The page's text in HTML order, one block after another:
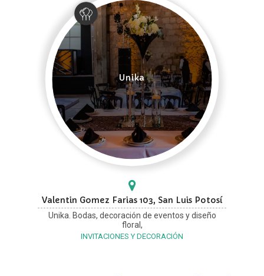
Unika
Valentin Gomez Farias 103, San Luis Potosí
Unika. Bodas, decoración de eventos y diseño
floral,
INVITACIONES Y DECORACIÓN